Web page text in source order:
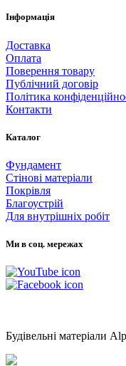
Інформація
Доставка
Оплата
Поверення товару
Публічний договір
Політика
Контакти
Каталог
Фундамент
Стінові матеріали
Покрівля
Благоустрій
Для внутрішніх робіт
Ми в соц. мережах
Будівельні матеріали